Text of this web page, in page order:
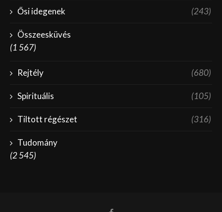
Ősi idegenek (243)
Összeesküvés
(1 567)
Rejtély (680)
Spirituális (105)
Tiltott régészet (316)
Tudomány
(2 545)